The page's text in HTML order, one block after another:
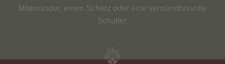
Miteinander, einen Scherz oder eine verständnisvolle
Schulter.